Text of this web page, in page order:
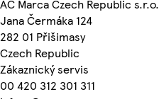
AC Marca Czech Republic s.r.o.
Jana Čermáka 124
282 01 Přišimasy
Czech Republic
Zákaznický servis
00 420 312 301 311